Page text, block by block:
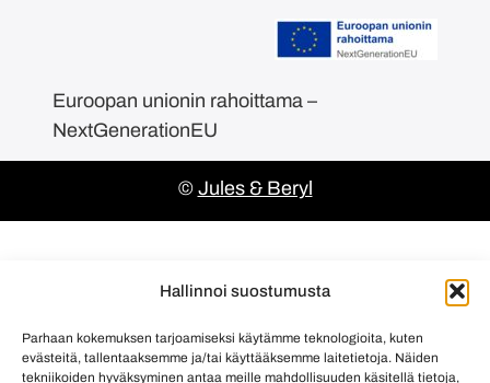
Hallinnoi suostumusta
Parhaan kokemuksen tarjoamiseksi käytämme teknologioita, kuten
evästeitä, tallentaaksemme ja/tai käyttääksemme laitetietoja. Näiden
tekniikoiden hyväksyminen antaa meille mahdollisuuden käsitellä tietoja,
Euroopan unionin rahoittama –
NextGenerationEU
© Jules & Beryl